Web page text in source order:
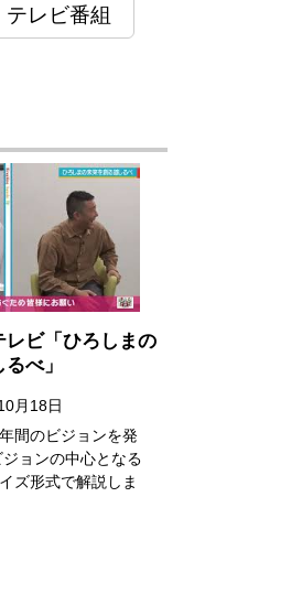
テレビ番組
レビ「ひろしまの
べ」
月18日
間のビジョンを発
ョンの中心となる
ズ形式で解説しま